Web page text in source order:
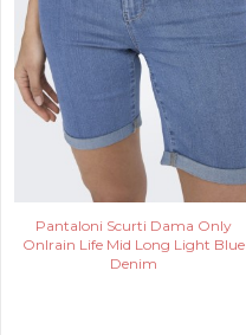
Pantaloni Scurti Dama Only
Onlrain Life Mid Long Light Blue
Denim